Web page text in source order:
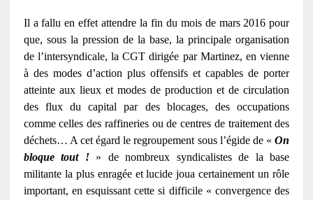
Il a fallu en effet attendre la fin du mois de mars 2016 pour
que, sous la pression de la base, la principale organisation
de l’intersyndicale, la CGT dirigée par Martinez, en vienne
à des modes d’action plus offensifs et capables de porter
atteinte aux lieux et modes de production et de circulation
des flux du capital par des blocages, des occupations
comme celles des raffineries ou de centres de traitement des
déchets… A cet égard le regroupement sous l’égide de «On
bloque tout !» de nombreux syndicalistes de la base
militante la plus enragée et lucide joua certainement un rôle
important, en esquissant cette si difficile « convergence des